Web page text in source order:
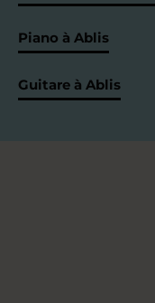
Piano à Ablis
Guitare à Ablis